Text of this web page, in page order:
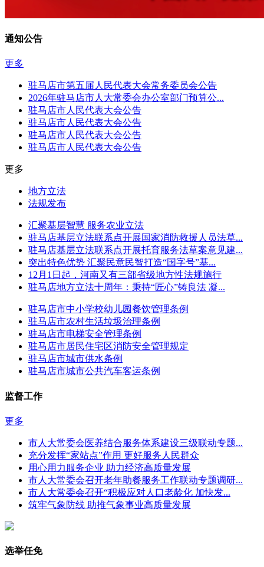
通知公告
更多
驻马店市第五届人民代表大会常务委员会公告
2026年驻马店市人大常委会办公室部门预算公...
驻马店市人民代表大会公告
驻马店市人民代表大会公告
驻马店市人民代表大会公告
驻马店市人民代表大会公告
更多
地方立法
法规发布
汇聚基层智慧 服务农业立法
驻马店基层立法联系点开展国家消防救援人员法草...
驻马店基层立法联系点开展托育服务法草案意见建...
突出特色优势 汇聚民意民智打造“国字号”基...
12月1日起，河南又有三部省级地方性法规施行
驻马店地方立法十周年：秉持“匠心”铸良法 凝...
驻马店市中小学校幼儿园餐饮管理条例
驻马店市农村生活垃圾治理条例
驻马店市电梯安全管理条例
驻马店市居民住宅区消防安全管理规定
驻马店市城市供水条例
驻马店市城市公共汽车客运条例
监督工作
更多
市人大常委会医养结合服务体系建设三级联动专题...
充分发挥“家站点”作用 更好服务人民群众
用心用力服务企业 助力经济高质量发展
市人大常委会召开老年助餐服务工作联动专题调研...
市人大常委会召开“积极应对人口老龄化 加快发...
筑牢气象防线 助推气象事业高质量发展
选举任免